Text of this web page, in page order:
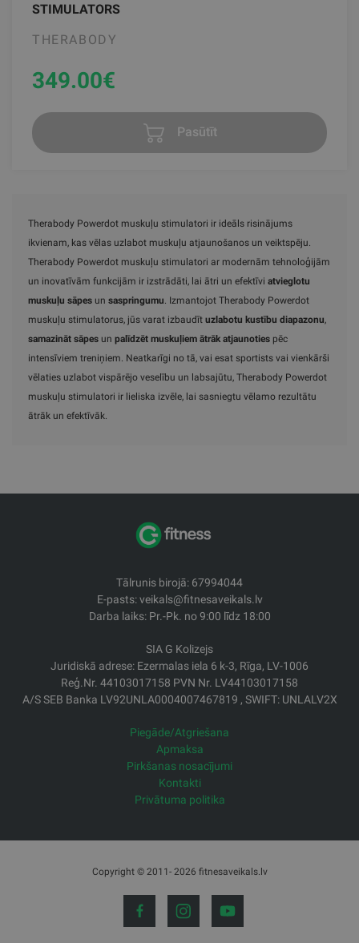
STIMULATORS
THERABODY
349.00€
Pasūtīt
Therabody Powerdot muskuļu stimulatori ir ideāls risinājums
ikvienam, kas vēlas uzlabot muskuļu atjaunošanos un veiktspēju.
Therabody Powerdot muskuļu stimulatori ar modernām tehnoloģijām
un inovatīvām funkcijām ir izstrādāti, lai ātri un efektīvi atvieglotu
muskuļu sāpes un saspringumu. Izmantojot Therabody Powerdot
muskuļu stimulatorus, jūs varat izbaudīt uzlabotu kustību diapazonu,
samazināt sāpes un palīdzēt muskuļiem ātrāk atjaunoties pēc
intensīviem treniņiem. Neatkarīgi no tā, vai esat sportists vai vienkārši
vēlaties uzlabot vispārējo veselību un labsajūtu, Therabody Powerdot
muskuļu stimulatori ir lieliska izvēle, lai sasniegtu vēlamo rezultātu
ātrāk un efektīvāk.
Tālrunis birojā: 67994044
E-pasts: veikals@fitnesaveikals.lv
Darba laiks: Pr.-Pk. no 9:00 līdz 18:00
SIA G Kolizejs
Juridiskā adrese: Ezermalas iela 6 k-3, Rīga, LV-1006
Reģ.Nr. 44103017158 PVN Nr. LV44103017158
A/S SEB Banka LV92UNLA0004007467819 , SWIFT: UNLALV2X
Piegāde/Atgriešana
Apmaksa
Pirkšanas nosacījumi
Kontakti
Privātuma politika
Copyright © 2011- 2026 fitnesaveikals.lv